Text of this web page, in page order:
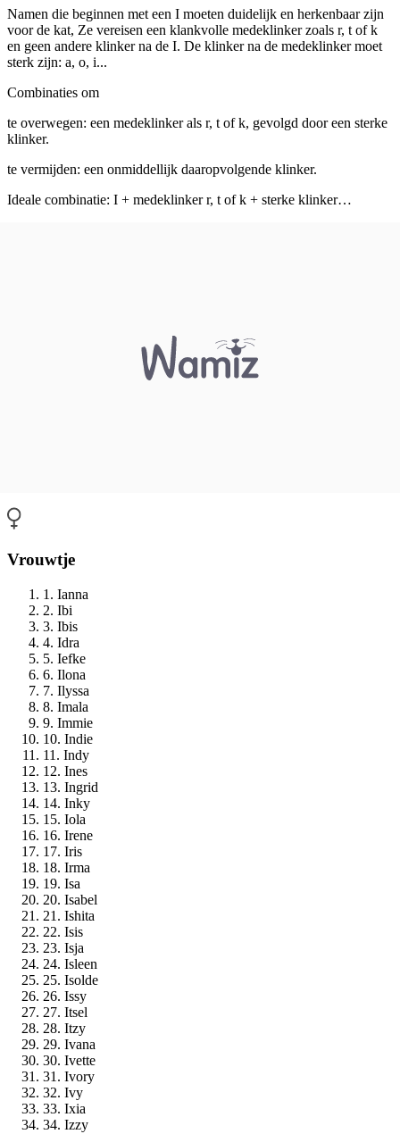
Namen die beginnen met een I moeten duidelijk en herkenbaar zijn
voor de kat, Ze vereisen een klankvolle medeklinker zoals r, t of k
en geen andere klinker na de I. De klinker na de medeklinker moet
sterk zijn: a, o, i...
Combinaties om
te overwegen: een medeklinker als r, t of k, gevolgd door een sterke
klinker.
te vermijden: een onmiddellijk daaropvolgende klinker.
Ideale combinatie: I + medeklinker r, t of k + sterke klinker…
Vrouwtje
1. Ianna
2. Ibi
3. Ibis
4. Idra
5. Iefke
6. Ilona
7. Ilyssa
8. Imala
9. Immie
10. Indie
11. Indy
12. Ines
13. Ingrid
14. Inky
15. Iola
16. Irene
17. Iris
18. Irma
19. Isa
20. Isabel
21. Ishita
22. Isis
23. Isja
24. Isleen
25. Isolde
26. Issy
27. Itsel
28. Itzy
29. Ivana
30. Ivette
31. Ivory
32. Ivy
33. Ixia
34. Izzy